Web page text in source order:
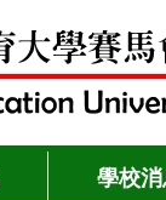
學校